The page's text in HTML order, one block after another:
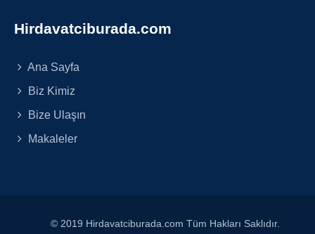
Hirdavatciburada.com
Ana Sayfa
Biz Kimiz
Bize Ulaşın
Makaleler
© 2019 Hirdavatciburada.com Tüm Hakları Saklıdır.